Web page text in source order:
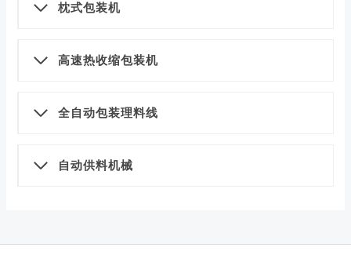
枕式包装机
高速热收缩包装机
全自动包装理料线
自动供料机械